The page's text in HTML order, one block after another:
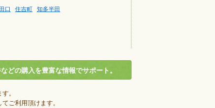
口 住吉町 知多半田
どの購入を豊富な情報でサポート。
。
ご利用頂けます。